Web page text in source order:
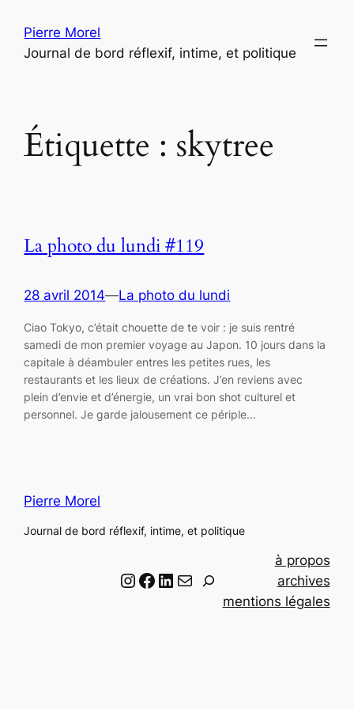
contenu
Pierre Morel
Journal de bord réflexif, intime, et politique
Étiquette : skytree
La photo du lundi #119
28 avril 2014—La photo du lundi
Ciao Tokyo, c’était chouette de te voir : je suis rentré
samedi de mon premier voyage au Japon. 10 jours dans la
capitale à déambuler entres les petites rues, les
restaurants et les lieux de créations. J’en reviens avec
plein d’envie et d’énergie, un vrai bon shot culturel et
personnel. Je garde jalousement ce périple…
Pierre Morel
Journal de bord réflexif, intime, et politique
Instagram Facebook LinkedIn Email
à propos
archives
mentions légales